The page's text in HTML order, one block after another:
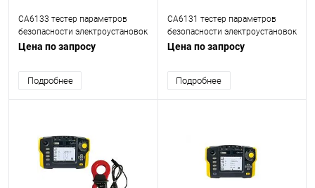
CA6133 тестер параметров
безопасности электроустановок
Цена по запросу
Подробнее
CA6131 тестер параметров
безопасности электроустановок
Цена по запросу
Подробнее